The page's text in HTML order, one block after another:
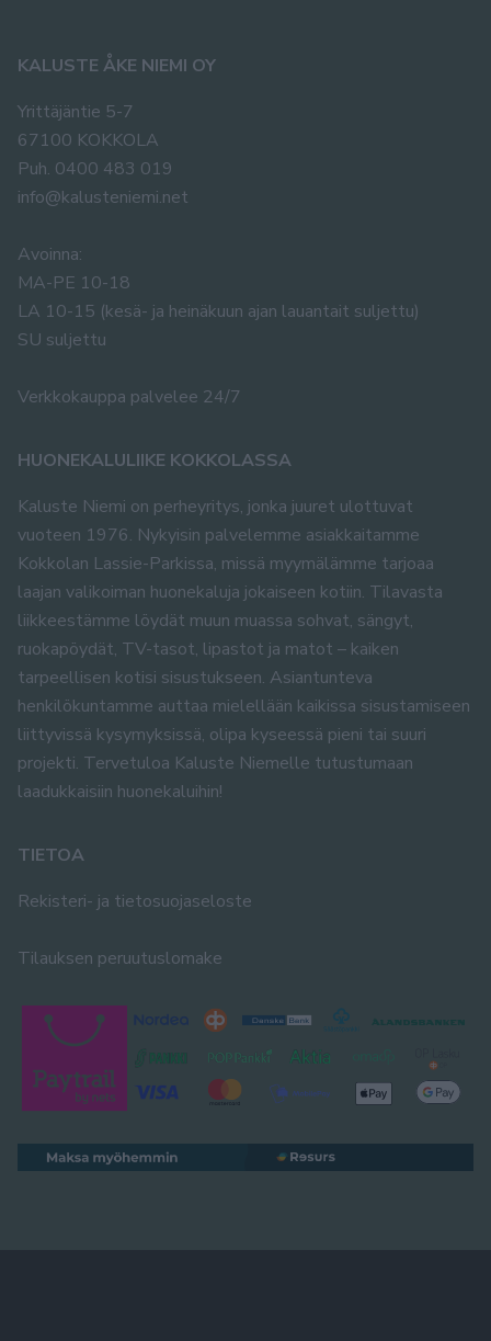
KALUSTE ÅKE NIEMI OY
Yrittäjäntie 5-7
67100 KOKKOLA
Puh. 0400 483 019
info@kalusteniemi.net
Avoinna:
MA-PE 10-18
LA 10-15 (kesä- ja heinäkuun ajan lauantait suljettu)
SU suljettu
Verkkokauppa palvelee 24/7
HUONEKALULIIKE KOKKOLASSA
Kaluste Niemi on perheyritys, jonka juuret ulottuvat
vuoteen 1976. Nykyisin palvelemme asiakkaitamme
Kokkolan Lassie-Parkissa, missä myymälämme tarjoaa
laajan valikoiman huonekaluja jokaiseen kotiin. Tilavasta
liikkeestämme löydät muun muassa sohvat, sängyt,
ruokapöydät, TV-tasot, lipastot ja matot – kaiken
tarpeellisen kotisi sisustukseen. Asiantunteva
henkilökuntamme auttaa mielellään kaikissa sisustamiseen
liittyvissä kysymyksissä, olipa kyseessä pieni tai suuri
projekti. Tervetuloa Kaluste Niemelle tutustumaan
laadukkaisiin huonekaluihin!
TIETOA
Rekisteri- ja tietosuojaseloste
Tilauksen peruutuslomake